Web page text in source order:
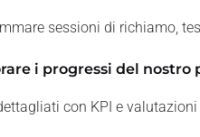
sessioni di richiamo,
i progressi del nostro
con KPI e